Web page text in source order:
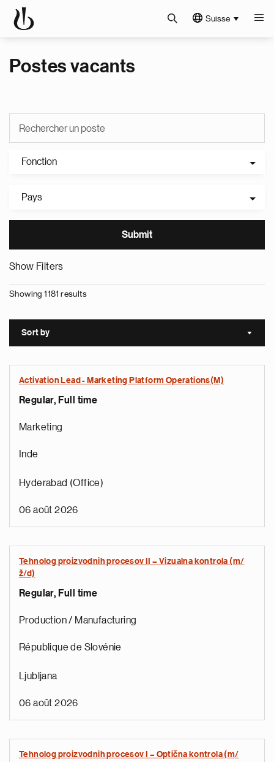
Suisse
Postes vacants
Fonction
Pays
Show Filters
Showing 1181 results
Sort by Sort
Activation Lead - Marketing Platform Operations(M)
Regular, Full time
Marketing
Inde
Hyderabad (Office)
06 août 2026
Tehnolog proizvodnih procesov II – Vizualna kontrola (m/
ž/d)
Regular, Full time
Production / Manufacturing
République de Slovénie
Ljubljana
06 août 2026
Tehnolog proizvodnih procesov I – Optična kontrola (m/